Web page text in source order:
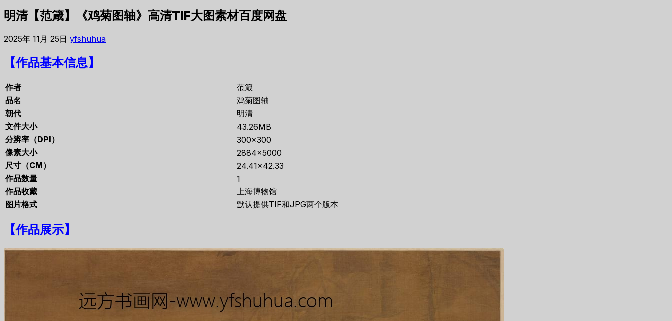
明清【范箴】《鸡菊图轴》高清TIF大图素材百度网盘
2025年 11月 25日 yfshuhua
【作品基本信息】
作者
范箴
品名
鸡菊图轴
朝代
明清
文件大小
43.26MB
分辨率（DPI）
300×300
像素大小
2884×5000
尺寸（CM）
24.41×42.33
作品数量
1
作品收藏
上海博物馆
图片格式
默认提供TIF和JPG两个版本
【作品展示】